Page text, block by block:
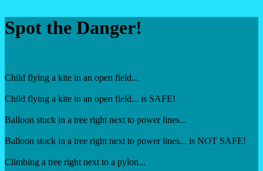
Spot the Danger!
Child flying a kite in an open field...
Child flying a kite in an open field... is SAFE!
Balloon stuck in a tree right next to power lines...
Balloon stuck in a tree right next to power lines... is NOT SAFE!
Climbing a tree right next to a pylon...